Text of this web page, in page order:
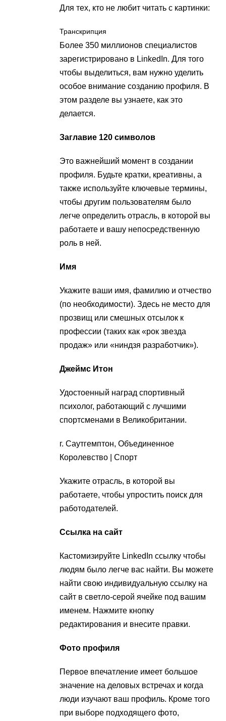
Для тех, кто не любит читать с картинки:
Транскрипция
Более 350 миллионов специалистов
зарегистрировано в LinkedIn. Для того
чтобы выделиться, вам нужно уделить
особое внимание созданию профиля. В
этом разделе вы узнаете, как это
делается.
Заглавие 120 символов
Это важнейший момент в создании
профиля. Будьте кратки, креативны, а
также используйте ключевые термины,
чтобы другим пользователям было
легче определить отрасль, в которой вы
работаете и вашу непосредственную
роль в ней.
Имя
Укажите ваши имя, фамилию и отчество
(по необходимости). Здесь не место для
прозвищ или смешных отсылок к
профессии (таких как «рок звезда
продаж» или «ниндзя разработчик»).
Джеймс Итон
Удостоенный наград спортивный
психолог, работающий с лучшими
спортсменами в Великобритании.
г. Саутгемптон, Объединенное
Королевство | Спорт
Укажите отрасль, в которой вы
работаете, чтобы упростить поиск для
работодателей.
Ссылка на сайт
Кастомизируйте LinkedIn ссылку чтобы
людям было легче вас найти. Вы можете
найти свою индивидуальную ссылку на
сайт в светло-серой ячейке под вашим
именем. Нажмите кнопку
редактирования и внесите правки.
Фото профиля
Первое впечатление имеет большое
значение на деловых встречах и когда
люди изучают ваш профиль. Кроме того
при выборе подходящего фото,